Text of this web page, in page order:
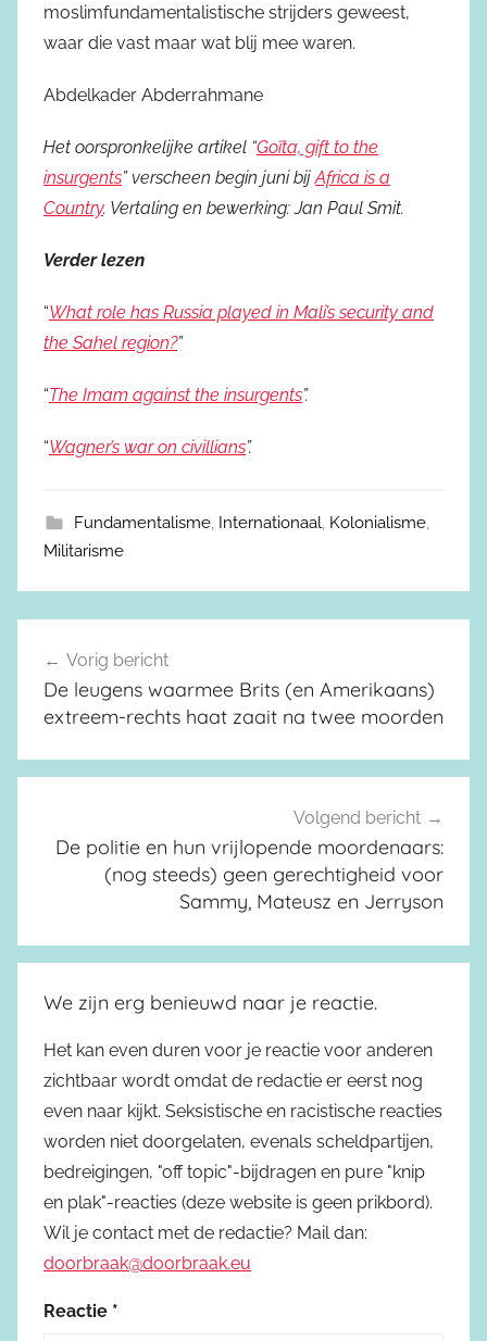
moslimfundamentalistische strijders geweest,
waar die vast maar wat blij mee waren.
Abdelkader Abderrahmane
Het oorspronkelijke artikel “Goïta, gift to the
insurgents” verscheen begin juni bijAfrica is a
Country. Vertaling en bewerking: Jan Paul Smit.
Verder lezen
“What role has Russia played in Mali’s security and
the Sahel region?”
“The Imam against the insurgents”.
“Wagner’s war on civillians”.
Fundamentalisme, Internationaal, Kolonialisme,
Militarisme
Berichtnavigatie
Vorig bericht
De leugens waarmee Brits (en Amerikaans)
extreem-rechts haat zaait na twee moorden
Volgend bericht
De politie en hun vrijlopende moordenaars:
(nog steeds) geen gerechtigheid voor
Sammy, Mateusz en Jerryson
We zijn erg benieuwd naar je reactie.
Het kan even duren voor je reactie voor anderen
zichtbaar wordt omdat de redactie er eerst nog
even naar kijkt. Seksistische en racistische reacties
worden niet doorgelaten, evenals scheldpartijen,
bedreigingen, "off topic"-bijdragen en pure "knip
en plak"-reacties (deze website is geen prikbord).
Wil je contact met de redactie? Mail dan:
doorbraak@doorbraak.eu
Reactie *